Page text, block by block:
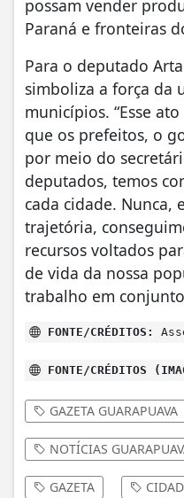
possam vender
Paraná e fronteiras
Para o deputado
simboliza a força da
municípios. “Esse
que os prefeitos, o
por meio do
deputados, temos
cada cidade. Nunca,
trajetória,
recursos voltados
de vida da nossa
trabalho em
FONTE/CRÉDITOS:
FONTE/CRÉDITOS
GAZETA GUARAPUAVA
NOTÍCIAS
GAZETA